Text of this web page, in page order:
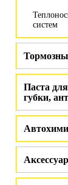
систем
Паста
губки,